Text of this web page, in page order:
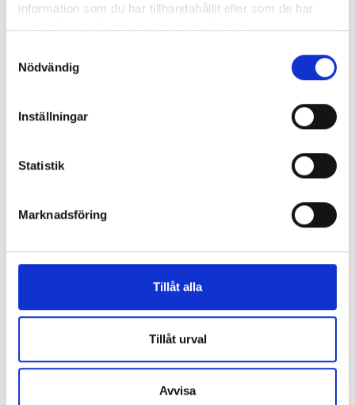
information som du har tillhandahållit eller som de har
samlat in när du har använt deras tjänster.
Nödvändig
Inställningar
Statistik
Marknadsföring
Tillåt alla
Tillåt urval
Avvisa
X-Line Renare